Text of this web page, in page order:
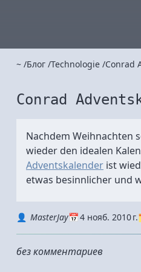
~ Блог Technologie Conrad
Conrad
Nachdem Weihnachten
wieder den idealen
Adventskalender ist
etwas besinnlicher und
AutorMasterJay
Datum 4 нояб. 2010 г.
Kategorie
без комментариев